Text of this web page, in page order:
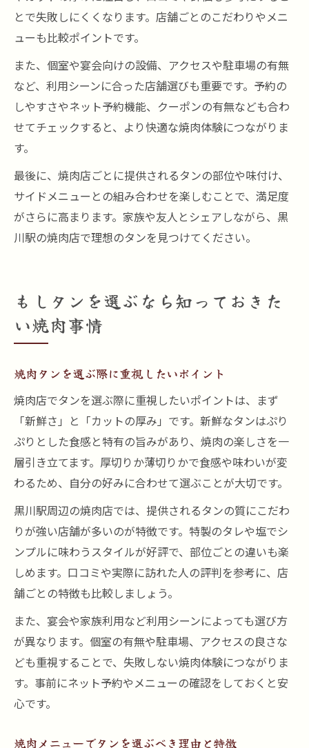
とで失敗しにくくなります。店舗ごとのこだわりやメニ
ューも比較ポイントです。
また、個室や宴会向けの設備、アクセスや駐車場の有無
など、利用シーンに合った店舗選びも重要です。予約の
しやすさやネット予約機能、クーポンの有無なども合わ
せてチェックすると、より快適な焼肉体験につながりま
す。
最後に、焼肉店ごとに提供されるタンの部位や味付け、
サイドメニューとの組み合わせを楽しむことで、満足度
がさらに高まります。家族や友人とシェアしながら、黒
川駅の焼肉店で理想のタンを見つけてください。
もしタンを選ぶなら知っておきた
い焼肉事情
焼肉タンを選ぶ際に重視したいポイント
焼肉店でタンを選ぶ際に重視したいポイントは、まず
「新鮮さ」と「カットの厚み」です。新鮮なタンはぷり
ぷりとした食感と特有の旨みがあり、焼肉の楽しさを一
層引き立てます。厚切りか薄切りかで食感や味わいが変
わるため、自分の好みに合わせて選ぶことが大切です。
黒川駅周辺の焼肉店では、提供されるタンの質にこだわ
りが強い店舗が多いのが特徴です。特製のタレや塩でシ
ンプルに味わうスタイルが好評で、部位ごとの違いも楽
しめます。口コミや実際に訪れた人の評判を参考に、店
舗ごとの特徴も比較しましょう。
また、宴会や家族利用など利用シーンによっても選び方
が異なります。個室の有無や駐車場、アクセスの良さな
ども重視することで、失敗しない焼肉体験につながりま
す。事前にネット予約やメニューの確認をしておくと安
心です。
焼肉メニューでタンを選ぶべき理由と特徴